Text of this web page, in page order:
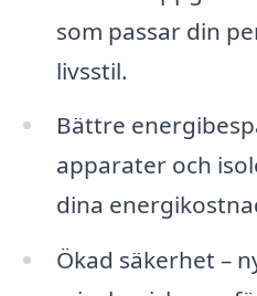
som passar din
livsstil.
Bättre
apparater och
dina
Ökad säkerhet –